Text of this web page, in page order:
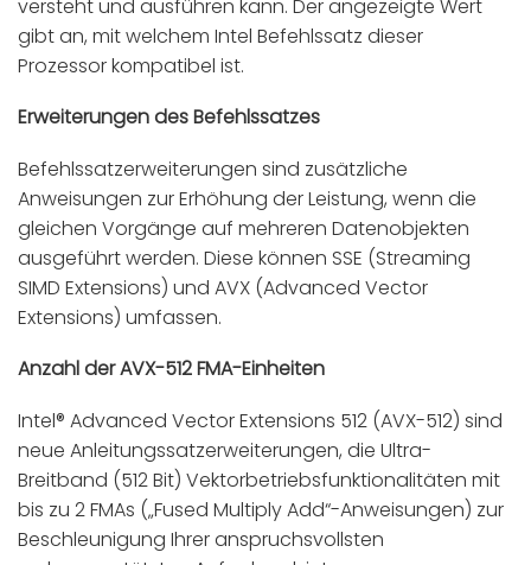
versteht und ausführen kann. Der angezeigte Wert
gibt an, mit welchem Intel Befehlssatz dieser
Prozessor kompatibel ist.
Erweiterungen des Befehlssatzes
Befehlssatzerweiterungen sind zusätzliche
Anweisungen zur Erhöhung der Leistung, wenn die
gleichen Vorgänge auf mehreren Datenobjekten
ausgeführt werden. Diese können SSE (Streaming
SIMD Extensions) und AVX (Advanced Vector
Extensions) umfassen.
Anzahl der AVX-512 FMA-Einheiten
Intel® Advanced Vector Extensions 512 (AVX-512) sind
neue Anleitungssatzerweiterungen, die Ultra-
Breitband (512 Bit) Vektorbetriebsfunktionalitäten mit
bis zu 2 FMAs („Fused Multiply Add“-Anweisungen) zur
Beschleunigung Ihrer anspruchsvollsten